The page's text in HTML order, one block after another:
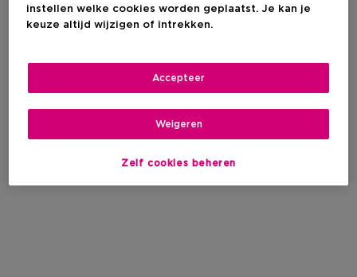
instellen welke cookies worden geplaatst. Je kan je
keuze altijd wijzigen of intrekken.
Zelf cookies beheren
Weigeren
Accepteer